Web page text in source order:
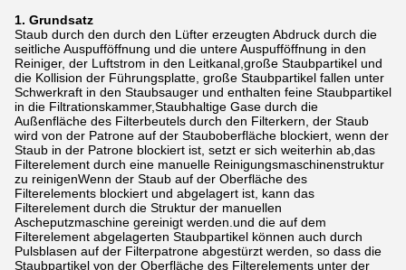
1. Grundsatz
Staub durch den durch den Lüfter erzeugten Abdruck durch die
seitliche Auspufföffnung und die untere Auspufföffnung in den
Reiniger, der Luftstrom in den Leitkanal,große Staubpartikel und
die Kollision der Führungsplatte, große Staubpartikel fallen unter
Schwerkraft in den Staubsauger und enthalten feine Staubpartikel
in die Filtrationskammer,Staubhaltige Gase durch die
Außenfläche des Filterbeutels durch den Filterkern, der Staub
wird von der Patrone auf der Stauboberfläche blockiert, wenn der
Staub in der Patrone blockiert ist, setzt er sich weiterhin ab,das
Filterelement durch eine manuelle Reinigungsmaschinenstruktur
zu reinigenWenn der Staub auf der Oberfläche des
Filterelements blockiert und abgelagert ist, kann das
Filterelement durch die Struktur der manuellen
Ascheputzmaschine gereinigt werden.und die auf dem
Filterelement abgelagerten Staubpartikel können auch durch
Pulsblasen auf der Filterpatrone abgestürzt werden, so dass die
Staubpartikel von der Oberfläche des Filterelements unter der